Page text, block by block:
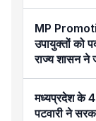
MP
उपायुक्तों को
राज्य शासन ने
मध्यप्रदेश के
पटवारी ने